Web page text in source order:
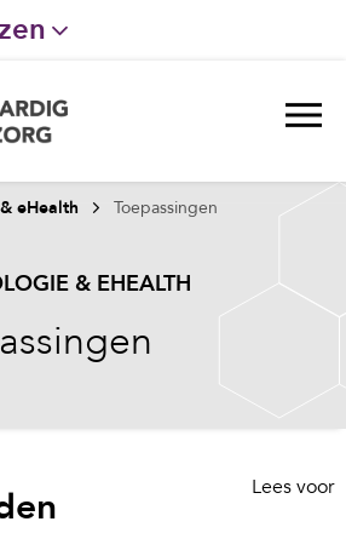
& Zorg thuis
werk
eHealth Toepassingen
& EHEALTH
Lees voor